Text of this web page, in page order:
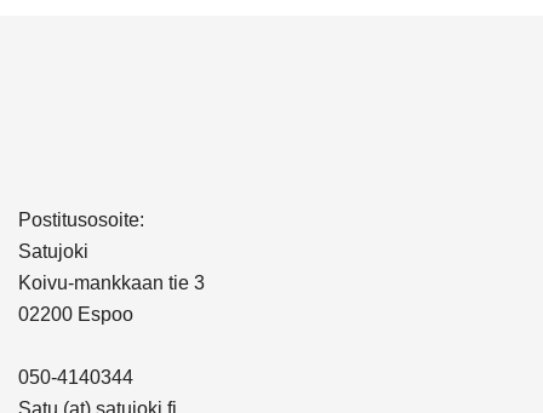
Postitusosoite:
Satujoki
Koivu-mankkaan tie 3
02200 Espoo
050-4140344
Satu (at) satujoki.fi